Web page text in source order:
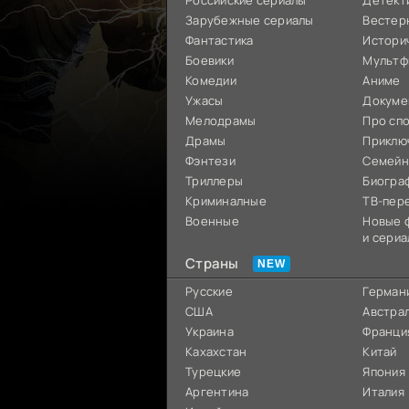
Зарубежные сериалы
Фантастика
Боевики
Комедии
Ужасы
Мелодрамы
Драмы
Фэнтези
Триллеры
Криминалные
Военные
Аниме
Про
ТВ-
Новые
и
Страны
Русские
США
Украина
Кахахстан
Турецкие
Аргентина
Китай
Япония
Италия